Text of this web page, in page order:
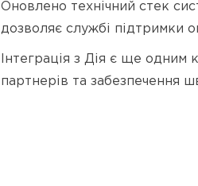
Оновлено технічний стек
дозволяє службі підтримки
Інтеграція з Дія є ще одним
партнерів та забезпечення